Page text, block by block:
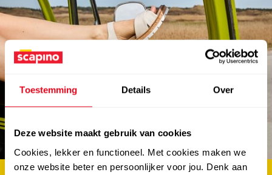
Toestemming Details Over
Deze website maakt gebruik van cookies
Cookies, lekker en functioneel. Met cookies maken we
onze website beter en persoonlijker voor jou. Denk aan
abonneer en win €100.-
shoptegoed